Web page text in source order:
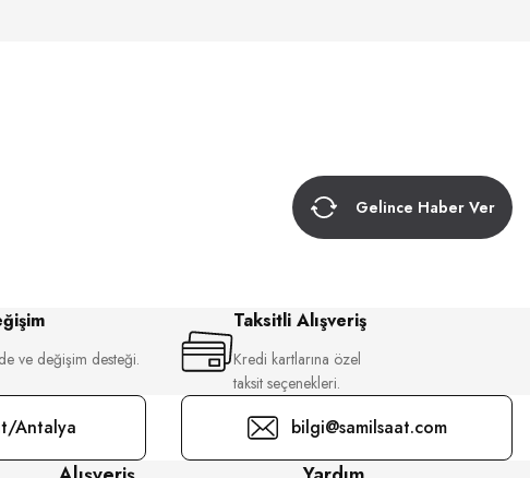
Gelince Haber Ver
ve değişim desteği.
Taksitli Alışveriş
Kredi kartlarına özel
taksit seçenekleri.
Antalya bilgi@samilsaat.com